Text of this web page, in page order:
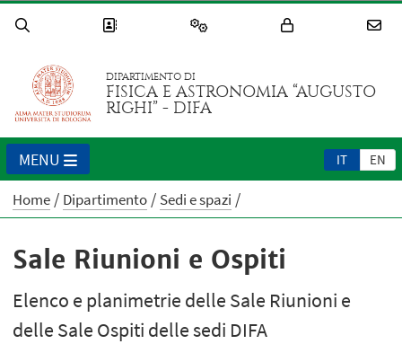
DIPARTIMENTO DI
FISICA E ASTRONOMIA “AUGUSTO
RIGHI” - DIFA
IT EN
MENU
Home Dipartimento Sedi e spazi
Sale Riunioni e Ospiti
Elenco e planimetrie delle Sale Riunioni e
delle Sale Ospiti delle sedi DIFA